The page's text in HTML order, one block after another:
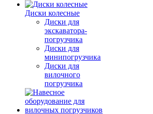
Диски колесные
Диски для
экскаватора-
погрузчика
Диски для
минипогрузчика
Диски для
вилочного
погрузчика